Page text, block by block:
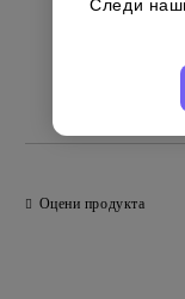
Оцени продукта
Следи